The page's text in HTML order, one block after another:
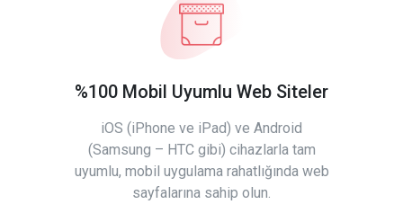
%100 Mobil Uyumlu Web Siteler
iOS (iPhone ve iPad) ve Android
(Samsung – HTC gibi) cihazlarla tam
uyumlu, mobil uygulama rahatlığında web
sayfalarına sahip olun.